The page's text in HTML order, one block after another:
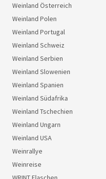
Weinland Österreich
Weinland Polen
Weinland Portugal
Weinland Schweiz
Weinland Serbien
Weinland Slowenien
Weinland Spanien
Weinland Südafrika
Weinland Tschechien
Weinland Ungarn
Weinland USA
Weinrallye
Weinreise